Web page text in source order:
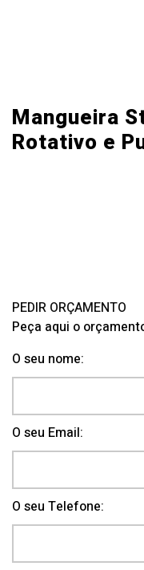
Assistência
Pós-venda
Mangueira
Rotativo e
PEDIR ORÇAMENTO
Peça aqui o
O seu nome:
O seu Email:
O seu Telefone: